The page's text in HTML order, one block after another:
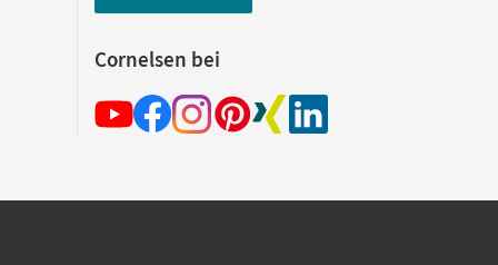
Cornelsen bei